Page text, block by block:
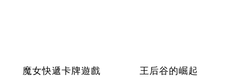
魔女快遞卡牌遊戲 王后谷的崛起